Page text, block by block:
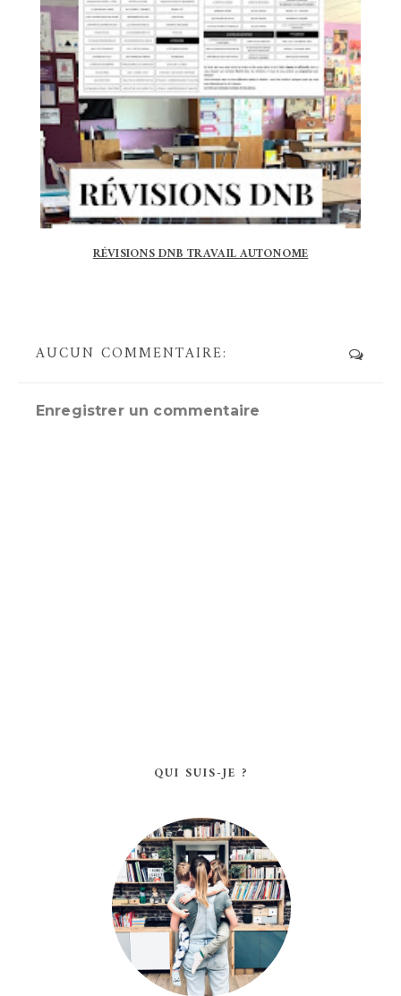
RÉVISIONS DNB TRAVAIL AUTONOME
AUCUN COMMENTAIRE:
Enregistrer un commentaire
QUI SUIS-JE ?